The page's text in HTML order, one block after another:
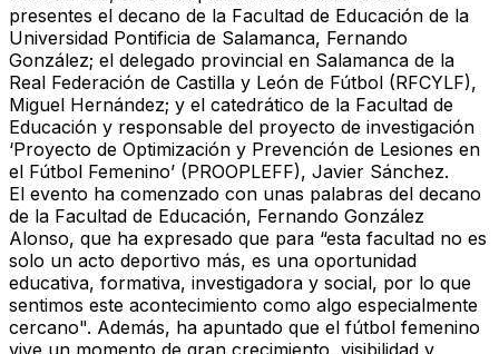
presentes el decano de la Facultad de Educación de la
Universidad Pontificia de Salamanca, Fernando
González; el delegado provincial en Salamanca de la
Real Federación de Castilla y León de Fútbol (RFCYLF),
Miguel Hernández; y el catedrático de la Facultad de
Educación y responsable del proyecto de investigación
‘Proyecto de Optimización y Prevención de Lesiones en
el Fútbol Femenino’ (PROOPLEFF), Javier Sánchez.
El evento ha comenzado con unas palabras del decano
de la Facultad de Educación, Fernando González
Alonso, que ha expresado que para “esta facultad no es
solo un acto deportivo más, es una oportunidad
educativa, formativa, investigadora y social, por lo que
sentimos este acontecimiento como algo especialmente
cercano". Además, ha apuntado que el fútbol femenino